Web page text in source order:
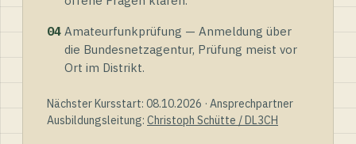
04 Amateurfunkprüfung — Anmeldung über
die Bundesnetzagentur, Prüfung meist vor
Ort im Distrikt.
Nächster Kursstart: 08.10.2026 · Ansprechpartner
Ausbildungsleitung: Christoph Schütte / DL3CH